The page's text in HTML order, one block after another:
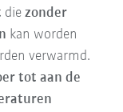
diezonder
kan worden
verwarmd.
tot aan de